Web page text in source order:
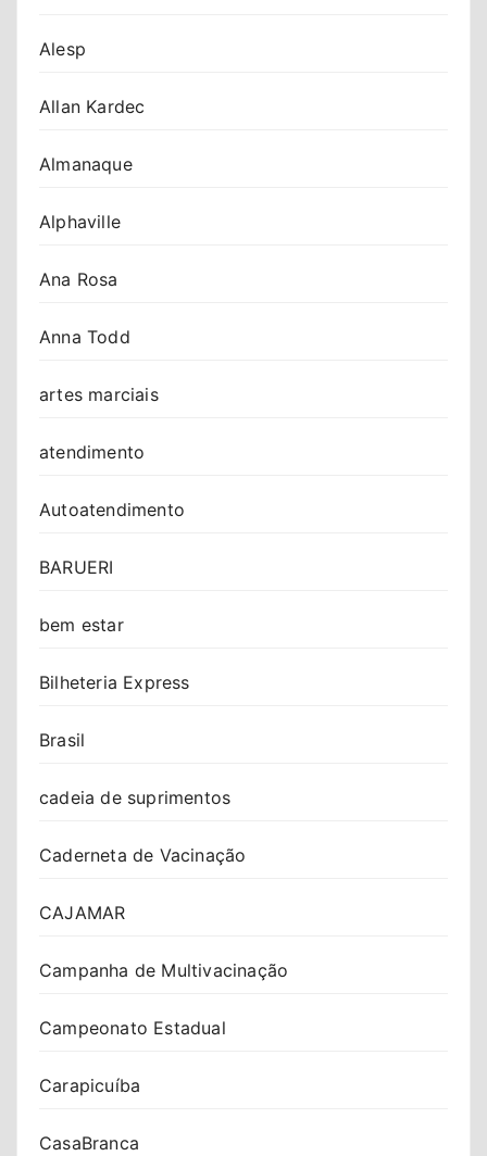
Alesp
Allan Kardec
Almanaque
Alphaville
Ana Rosa
Anna Todd
artes marciais
atendimento
Autoatendimento
BARUERI
bem estar
Bilheteria Express
Brasil
cadeia de suprimentos
Caderneta de Vacinação
CAJAMAR
Campanha de Multivacinação
Campeonato Estadual
Carapicuíba
CasaBranca